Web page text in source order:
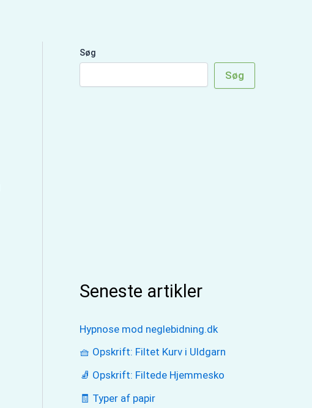
Søg
Søg
Seneste artikler
Hypnose mod neglebidning.dk
🧺 Opskrift: Filtet Kurv i Uldgarn
🧦 Opskrift: Filtede Hjemmesko
🧾 Typer af papir